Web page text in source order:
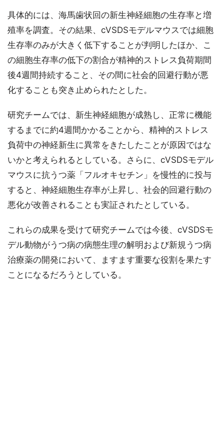
具体的には、海馬歯状回の新生神経細胞の生存率と増
殖率を調査。その結果、cVSDSモデルマウスでは細胞
生存率のみが大きく低下することが判明したほか、こ
の細胞生存率の低下の割合が精神的ストレス負荷期間
後4週間持続すること、その間に社会的回避行動が悪
化することも突き止められたとした。
研究チームでは、新生神経細胞が成熟し、正常に機能
するまでに約4週間かかることから、精神的ストレス
負荷中の神経新生に異常をきたしたことが原因ではな
いかと考えられるとしている。さらに、cVSDSモデル
マウスに抗うつ薬「フルオキセチン」を慢性的に投与
すると、神経細胞生存率が上昇し、社会的回避行動の
悪化が改善されることも実証されたとしている。
これらの成果を受けて研究チームでは今後、cVSDSモ
デル動物がうつ病の病態生理の解明および新規うつ病
治療薬の開発において、ますます重要な役割を果たす
ことになるだろうとしている。